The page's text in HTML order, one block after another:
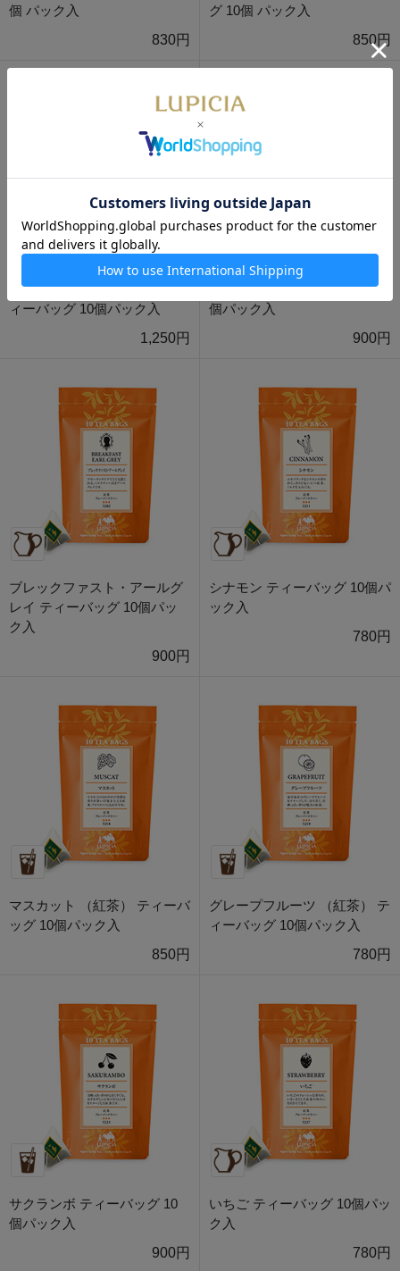
個 パック入
830円
グ 10個 パック入
850円
アールグレイ・ダージリン テ
ィーバッグ 10個パック入
1,250円
アールグレイ ティーバッグ 10
個パック入
900円
ブレックファスト・アールグ
レイ ティーバッグ 10個パッ
ク入
900円
シナモン ティーバッグ 10個パ
ック入
780円
マスカット （紅茶） ティーバ
ッグ 10個パック入
850円
グレープフルーツ （紅茶） テ
ィーバッグ 10個パック入
780円
サクランボ ティーバッグ 10
個パック入
900円
いちご ティーバッグ 10個パッ
ク入
780円